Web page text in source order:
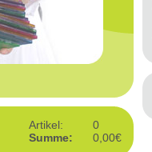
Artikel:
0
Summe:
0,00€